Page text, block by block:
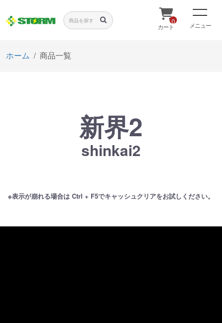
0
カート メニュー
ホーム 商品一覧
新界2
shinkai2
※表示が崩れる場合は Ctrl + F5でキャッシュクリアをお試しください。